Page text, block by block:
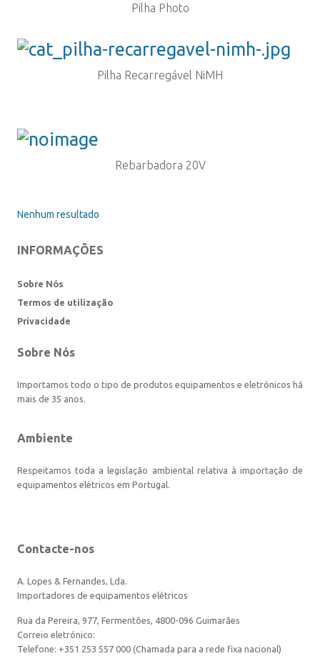
Pilha Photo
Pilha Recarregável NiMH
Rebarbadora 20V
Nenhum resultado
INFORMAÇÕES
Sobre Nós
Termos de utilização
Privacidade
Sobre Nós
Importamos todo o tipo de produtos equipamentos e eletrónicos há
mais de 35 anos.
Ambiente
Respeitamos toda a legislação ambiental relativa à importação de
equipamentos elétricos em Portugal.
Contacte-nos
A. Lopes & Fernandes, Lda.
Importadores de equipamentos elétricos
Rua da Pereira, 977, Fermentões, 4800-096 Guimarães
Correio eletrónico:
Telefone: +351 253 557 000 (Chamada para a rede fixa nacional)